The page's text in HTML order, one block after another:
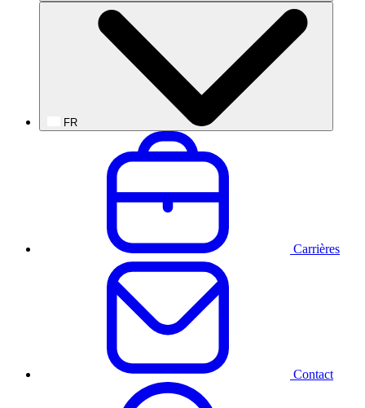
FR
Carrières
Contact